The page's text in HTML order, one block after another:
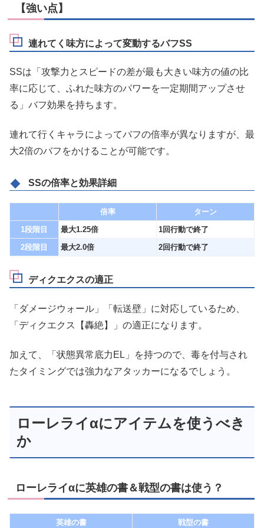
【強い点】
連れてく味方によって変動するバフSS
SSは「攻撃力とスピードの差が最も大きい味方の値の比
率に応じて、ふれた味方のパワーを一定期間アップさせ
る」バフ効果を持ちます。
連れて行くキャラによってバフの倍率が異なりますが、最
大2倍のバフをかけることが可能です。
SSの倍率と効果詳細
倍率
ターン
1段階目
最大1.25倍
1回行動で終了
2段階目
最大2.0倍 2回行動で終了
ディクエクスの適正
「ダメージウォール」「転送壁」に対応しているため、
「ディクエクス【轟絶】」の適正になります。
加えて、「状態異常底力EL」を持つので、毒を付与され
たタイミングでは強力なアタッカーになるでしょう。
ローレライαにアイテムを使うべき
か
ローレライαに英雄の書＆戦型の書は使う？
英雄の書 戦型の書